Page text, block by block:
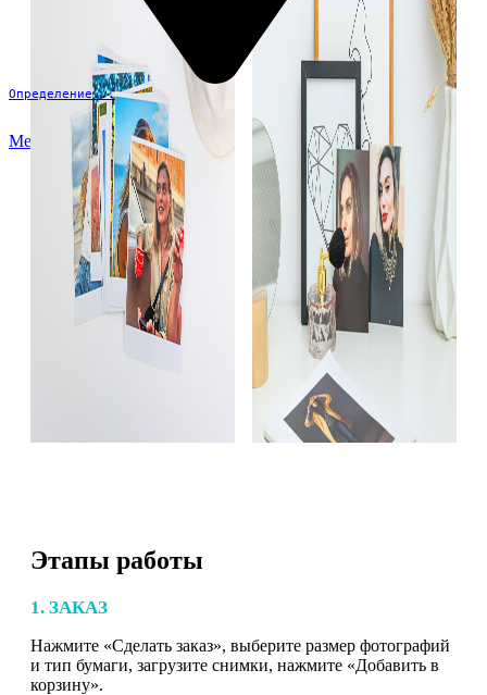
Определение...
Меню
Этапы работы
1. ЗАКАЗ
Нажмите «Сделать заказ», выберите размер фотографий
и тип бумаги, загрузите снимки, нажмите «Добавить в
корзину».